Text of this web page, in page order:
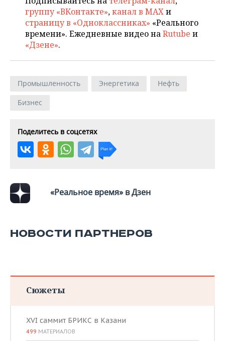
группу «ВКонтакте»,канал в MAXи
страницу в «Одноклассниках» «Реального
времени». Ежедневные видео наRutube и
«Дзене».
Промышленность Энергетика
Нефть
Бизнес
Поделитесь в соцсетях
«Реальное время» в Дзен
НОВОСТИ ПАРТНЕРОВ
Сюжеты
XVI саммит БРИКС в Казани
499 МАТЕРИАЛОВ